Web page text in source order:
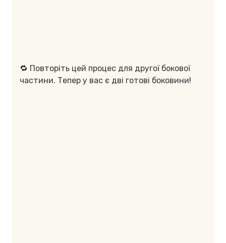
🔁 Повторіть цей процес для другої бокової
частини. Тепер у вас є дві готові боковини!